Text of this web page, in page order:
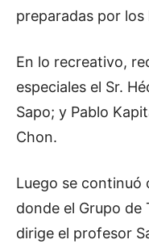
preparadas por los
En lo recreativo,
especiales el Sr.
Sapo; y Pablo
Chon.
Luego se continuó
donde el Grupo de
dirige el profesor